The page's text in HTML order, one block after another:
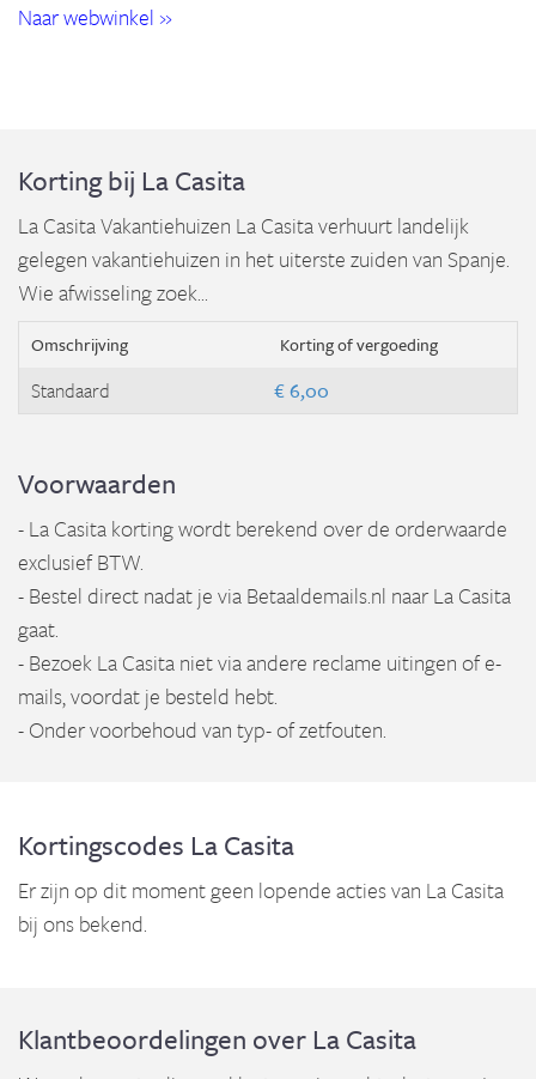
Naar webwinkel »
Korting bij La Casita
La Casita Vakantiehuizen La Casita verhuurt landelijk
gelegen vakantiehuizen in het uiterste zuiden van Spanje.
Wie afwisseling zoek...
Omschrijving Korting of vergoeding
Standaard € 6,00
Voorwaarden
- La Casita korting wordt berekend over de orderwaarde
exclusief BTW.
- Bestel direct nadat je via Betaaldemails.nl naar La Casita
gaat.
- Bezoek La Casita niet via andere reclame uitingen of e-
mails, voordat je besteld hebt.
- Onder voorbehoud van typ- of zetfouten.
Kortingscodes La Casita
Er zijn op dit moment geen lopende acties van La Casita
bij ons bekend.
Klantbeoordelingen over La Casita